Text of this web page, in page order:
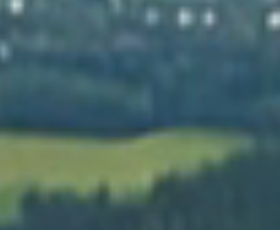
Solutions
pour la
Emballer
d’orfèvre